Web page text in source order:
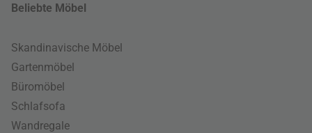
Beliebte Möbel
Skandinavische Möbel
Gartenmöbel
Büromöbel
Schlafsofa
Wandregale